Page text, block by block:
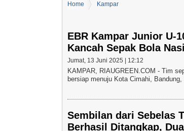
Home Kampar
EBR Kampar Junior U-
Kancah Sepak Bola
Jumat, 13 Juni 2025 | 12:12
KAMPAR, RIAUGREEN.COM - Tim
bersiap menuju Kota Cimahi,
Sembilan dari Sebelas
Berhasil Ditangkap,